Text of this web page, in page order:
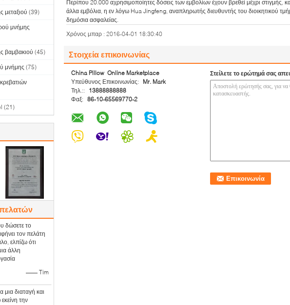
μεταξιού (39)
μνήμης
βαμβακιού (45)
μνήμης (75)
(21)
δώσετε το
τον πελάτη
ελπίζω ότι
άλλη
—— Tim
διαταγή και
την
Περίπου 20.000 αχρησιμοποίητες δόσεις των εμβολίων έχουν βρεθεί μέχρι στιγμής, και
άλλα εμβόλια, η εν λόγω Hua Jingfeng, αναπληρωτής διευθυντής του διοικητικού
δημόσια ασφαλείας.
Χρόνος μπαρ : 2016-04-01 18:30:40
Στοιχεία επικοινωνίας
China Pillow Online Marketplace
Υπεύθυνος Επικοινωνίας:
Mr. Mark
Τηλ.::
13888888888
Φαξ: 86-10-65569770-2
Στείλετε το ερώτημά σας